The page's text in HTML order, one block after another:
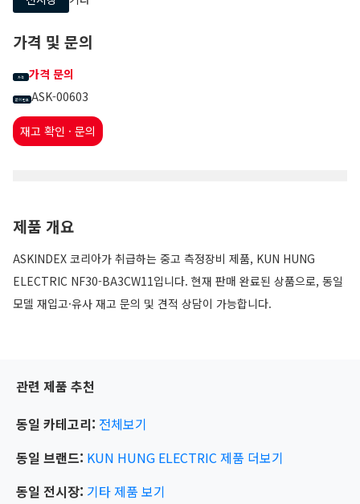
가격 및 문의
가격 가격 문의
문의 번호 ASK-00603
재고 확인 · 문의
제품 개요
ASKINDEX 코리아가 취급하는 중고 측정장비 제품, KUN HUNG
ELECTRIC NF30-BA3CW11입니다. 현재 판매 완료된 상품으로, 동일
모델 재입고·유사 재고 문의 및 견적 상담이 가능합니다.
관련 제품 추천
동일 카테고리: 전체보기
동일 브랜드: KUN HUNG ELECTRIC제품 더보기
동일 전시장: 기타제품 보기